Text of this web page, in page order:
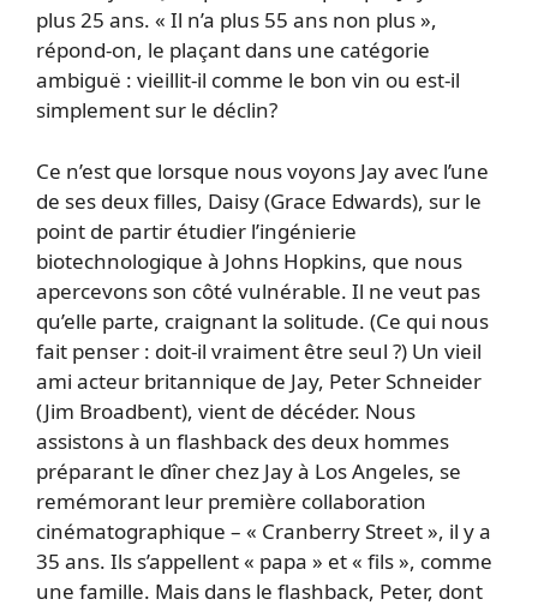
plus 25 ans. « Il n’a plus 55 ans non plus »,
répond-on, le plaçant dans une catégorie
ambiguë : vieillit-il comme le bon vin ou est-il
simplement sur le déclin?
Ce n’est que lorsque nous voyons Jay avec l’une
de ses deux filles, Daisy (Grace Edwards), sur le
point de partir étudier l’ingénierie
biotechnologique à Johns Hopkins, que nous
apercevons son côté vulnérable. Il ne veut pas
qu’elle parte, craignant la solitude. (Ce qui nous
fait penser : doit-il vraiment être seul ?) Un vieil
ami acteur britannique de Jay, Peter Schneider
(Jim Broadbent), vient de décéder. Nous
assistons à un flashback des deux hommes
préparant le dîner chez Jay à Los Angeles, se
remémorant leur première collaboration
cinématographique – « Cranberry Street », il y a
35 ans. Ils s’appellent « papa » et « fils », comme
une famille. Mais dans le flashback, Peter, dont